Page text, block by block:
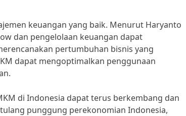
keuangan yang baik. Menurut Haryanto
dan pengelolaan keuangan dapat
pertumbuhan bisnis yang
dapat mengoptimalkan penggunaan
di Indonesia dapat terus berkembang dan
punggung perekonomian Indonesia,